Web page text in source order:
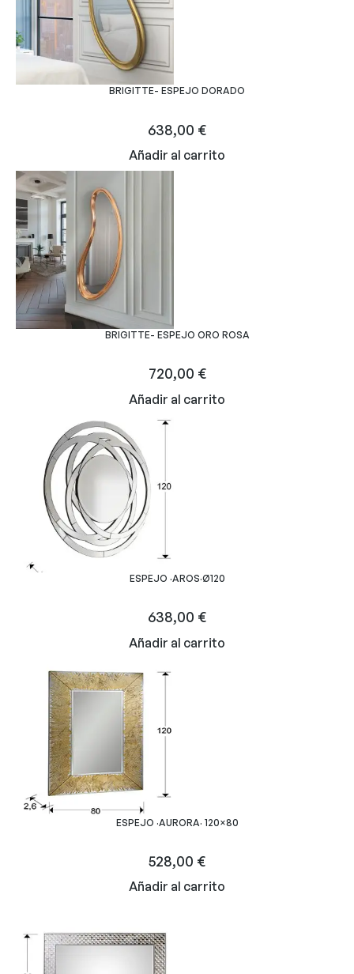
BRIGITTE- ESPEJO DORADO
638,00 €
Añadir al carrito
BRIGITTE- ESPEJO ORO ROSA
720,00 €
Añadir al carrito
ESPEJO ·AROS·Ø120
638,00 €
Añadir al carrito
ESPEJO ·AURORA· 120×80
528,00 €
Añadir al carrito